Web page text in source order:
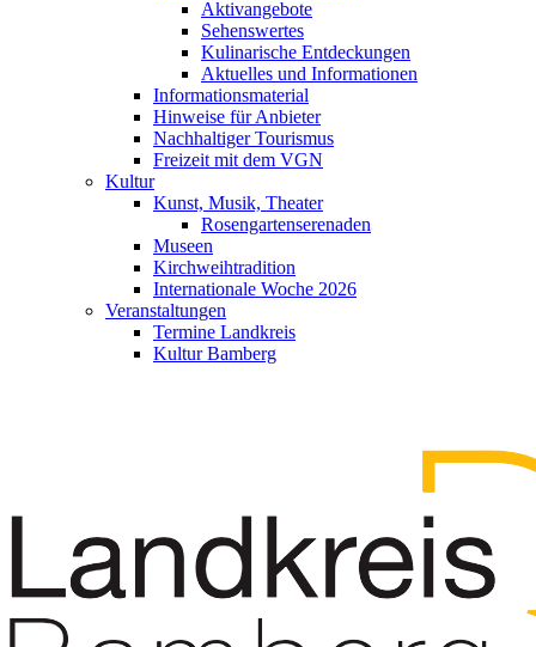
Aktivangebote
Sehenswertes
Kulinarische Entdeckungen
Aktuelles und Informationen
Informationsmaterial
Hinweise für Anbieter
Nachhaltiger Tourismus
Freizeit mit dem VGN
Kultur
Kunst, Musik, Theater
Rosengartenserenaden
Museen
Kirchweihtradition
Internationale Woche 2026
Veranstaltungen
Termine Landkreis
Kultur Bamberg